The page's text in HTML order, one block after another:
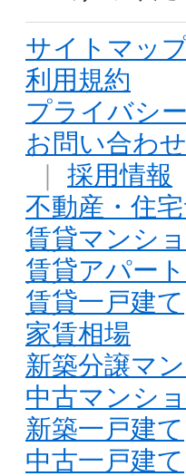
サイトマッ
利用規約
プライバシ
お問い合わせ
｜ 採用情報
不動産・住
賃貸マンシ
賃貸アパート
賃貸一戸建て
家賃相場
新築分譲マ
中古マンシ
新築一戸建て
中古一戸建て